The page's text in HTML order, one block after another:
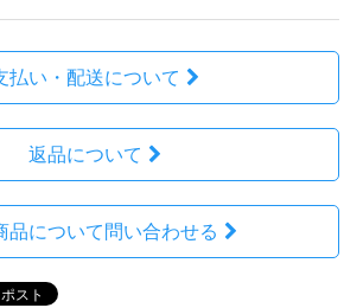
払い・配送について
返品について
品について問い合わせる